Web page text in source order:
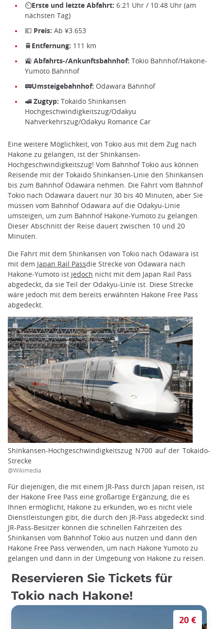
⏲Erste und letzte Abfahrt: 6:21 Uhr / 10:48 Uhr (am
nächsten Tag)
💶 Preis: Ab ¥3.653
🚆Entfernung: 111 km
🚉 Abfahrts-/Ankunftsbahnhof: Tokio Bahnhof/Hakone-
Yumoto Bahnhof
🚃Umsteigebahnhof: Odawara Bahnhof
🚅 Zugtyp: Tokaido Shinkansen
Hochgeschwindigkeitszug/Odakyu
Nahverkehrszug/Odakyu Romance Car
Eine weitere Möglichkeit, von Tokio aus mit dem Zug nach
Hakone zu gelangen, ist der Shinkansen-
Hochgeschwindigkeitszug! Vom Bahnhof Tokio aus können
Reisende mit der Tokaido Shinkansen-Linie den Shinkansen
bis zum Bahnhof Odawara nehmen. Die Fahrt vom Bahnhof
Tokio nach Odawara dauert nur 30 bis 40 Minuten, aber Sie
müssen vom Bahnhof Odawara auf die Odakyu-Linie
umsteigen, um zum Bahnhof Hakone-Yumoto zu gelangen.
Dieser Abschnitt der Reise dauert zwischen 10 und 20
Minuten.
Die Fahrt mit dem Shinkansen von Tokio nach Odawara ist
mit dem Japan Rail Passdie Strecke von Odawara nach
Hakone-Yumoto ist jedoch nicht mit dem Japan Rail Pass
abgedeckt, da sie Teil der Odakyu-Linie ist. Diese Strecke
wäre jedoch mit dem bereits erwähnten Hakone Free Pass
abgedeckt.
Shinkansen-Hochgeschwindigkeitszug N700 auf der Tokaido-
Strecke
@Wikimedia
Für diejenigen, die mit einem JR-Pass durch Japan reisen, ist
der Hakone Free Pass eine großartige Ergänzung, die es
Ihnen ermöglicht, Hakone zu erkunden, wo es nicht viele
Dienstleistungen gibt, die durch den JR-Pass abgedeckt sind.
JR-Pass-Besitzer können die schnellen Fahrzeiten des
Shinkansen vom Bahnhof Tokio aus nutzen und dann den
Hakone Free Pass verwenden, um nach Hakone Yumoto zu
gelangen und dann in der Umgebung von Hakone zu reisen.
Reservieren Sie Tickets für
Tokio nach Hakone!
20 €